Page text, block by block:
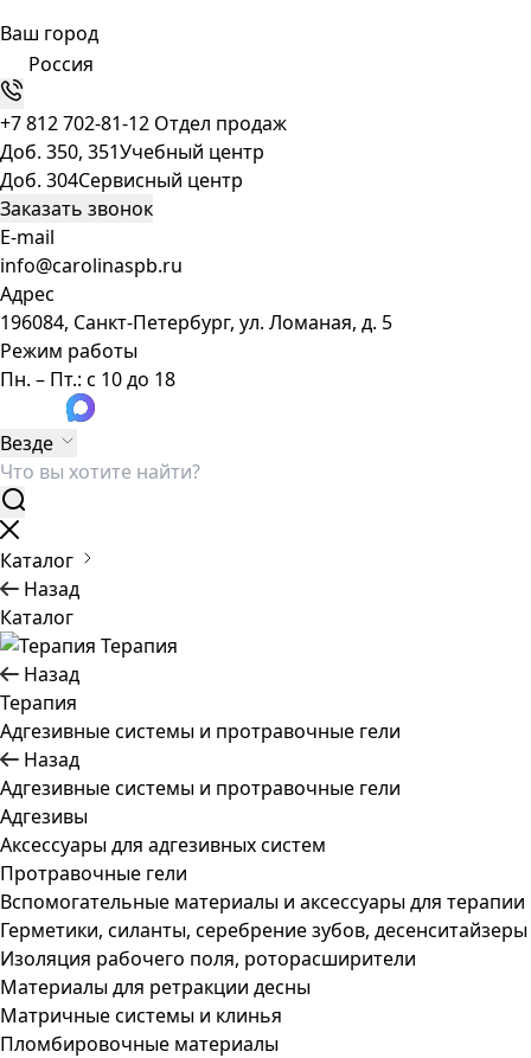
Ваш город
Россия
+7 812 702-81-12 Отдел продаж
Доб. 350, 351Учебный центр
Доб. 304Сервисный центр
Заказать звонок
E-mail
info@carolinaspb.ru
Адрес
196084, Санкт-Петербург, ул. Ломаная, д. 5
Режим работы
Пн. – Пт.: с 10 до 18
Везде
Каталог
Назад
Каталог
Терапия
Назад
Терапия
Адгезивные системы и протравочные гели
Назад
Адгезивные системы и протравочные гели
Адгезивы
Аксессуары для адгезивных систем
Протравочные гели
Вспомогательные материалы и аксессуары для терапии
Герметики, силанты, серебрение зубов, десенситайзеры
Изоляция рабочего поля, роторасширители
Материалы для ретракции десны
Матричные системы и клинья
Пломбировочные материалы